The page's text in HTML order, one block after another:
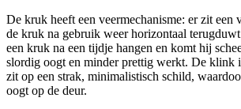
De kruk heeft een veermechanisme: er zit een
de kruk na gebruik weer horizontaal
een kruk na een tijdje hangen en komt hij
slordig oogt en minder prettig werkt. De klink
zit op een strak, minimalistisch schild,
oogt op de deur.